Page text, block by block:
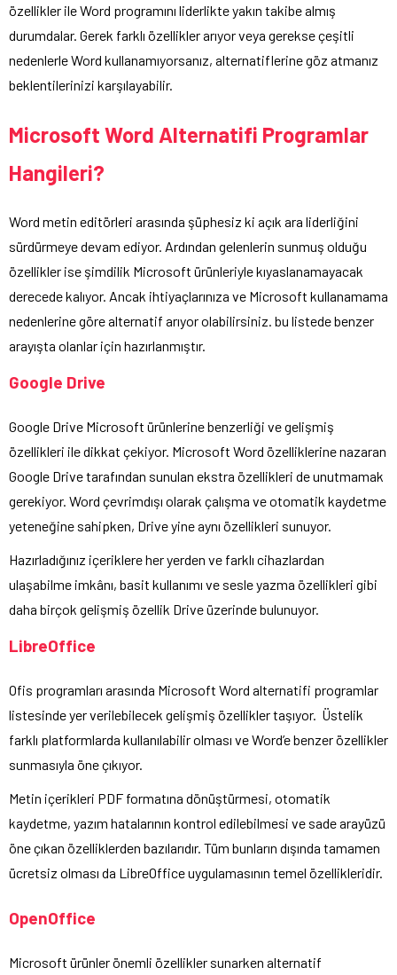
özellikler ile Word programını liderlikte yakın takibe almış
durumdalar. Gerek farklı özellikler arıyor veya gerekse çeşitli
nedenlerle Word kullanamıyorsanız, alternatiflerine göz atmanız
beklentilerinizi karşılayabilir.
Microsoft Word Alternatifi Programlar
Hangileri?
Word metin editörleri arasında şüphesiz ki açık ara liderliğini
sürdürmeye devam ediyor. Ardından gelenlerin sunmuş olduğu
özellikler ise şimdilik Microsoft ürünleriyle kıyaslanamayacak
derecede kalıyor. Ancak ihtiyaçlarınıza ve Microsoft kullanamama
nedenlerine göre alternatif arıyor olabilirsiniz. bu listede benzer
arayışta olanlar için hazırlanmıştır.
Google Drive
Google Drive Microsoft ürünlerine benzerliği ve gelişmiş
özellikleri ile dikkat çekiyor. Microsoft Word özelliklerine nazaran
Google Drive tarafından sunulan ekstra özellikleri de unutmamak
gerekiyor. Word çevrimdışı olarak çalışma ve otomatik kaydetme
yeteneğine sahipken, Drive yine aynı özellikleri sunuyor.
Hazırladığınız içeriklere her yerden ve farklı cihazlardan
ulaşabilme imkânı, basit kullanımı ve sesle yazma özellikleri gibi
daha birçok gelişmiş özellik Drive üzerinde bulunuyor.
LibreOffice
Ofis programları arasında Microsoft Word alternatifi programlar
listesinde yer verilebilecek gelişmiş özellikler taşıyor. Üstelik
farklı platformlarda kullanılabilir olması ve Word’e benzer özellikler
sunmasıyla öne çıkıyor.
Metin içerikleri PDF formatına dönüştürmesi, otomatik
kaydetme, yazım hatalarının kontrol edilebilmesi ve sade arayüzü
öne çıkan özelliklerden bazılarıdır. Tüm bunların dışında tamamen
ücretsiz olması da LibreOffice uygulamasının temel özellikleridir.
OpenOffice
Microsoft ürünler önemli özellikler sunarken alternatif